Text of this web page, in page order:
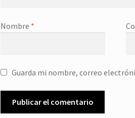
Nombre *
Guarda mi nombre, correo